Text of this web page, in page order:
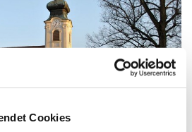
Cookies